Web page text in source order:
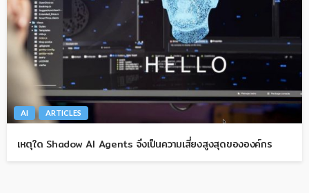
AI ARTICLES
เหตุใด Shadow AI Agents จึงเป็นความเสี่ยงสูงสุดขององค์กร